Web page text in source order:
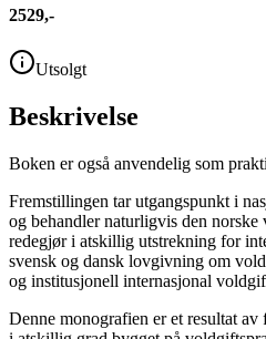
2529,-
Utsolgt
Beskrivelse
Boken er også anvendelig som
Fremstillingen tar utgangspunkt i
og behandler naturligvis den
redegjør i atskillig utstrekning for
svensk og dansk lovgivning om
og institusjonell internasjonal
Denne monografien er et resultat av